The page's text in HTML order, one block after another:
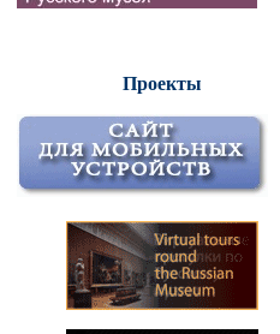
Проекты